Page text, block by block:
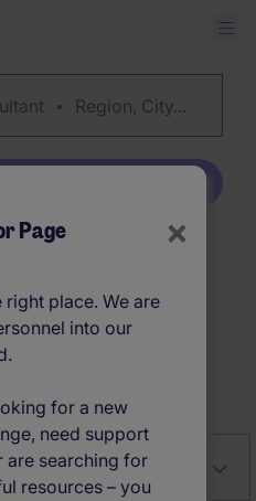
×
Page
right place. We are
into our
for a new
need support
are searching for
resources – you
Region, City...
Relevancy